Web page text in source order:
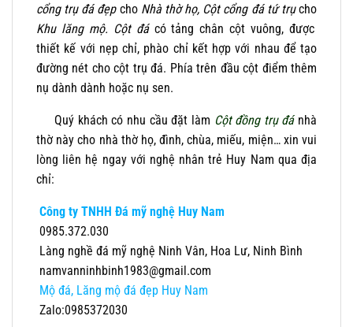
cổng trụ đá đẹp choNhà thờ họ, Cột cổng đá tứ trụcho
Khu lăng mộ. Cột đá có tảng chân cột vuông, được
thiết kế với nẹp chỉ, phào chỉ kết hợp với nhau để tạo
đường nét cho cột trụ đá. Phía trên đầu cột điểm thêm
nụ dành dành hoặc nụ sen.
Quý khách có nhu cầu đặt làm Cột đồng trụ đánhà
thờ này cho nhà thờ họ, đình, chùa, miếu, miện… xin vui
lòng liên hệ ngay với nghệ nhân trẻ Huy Nam qua địa
chỉ:
Công ty TNHH Đá mỹ nghệ Huy Nam
0985.372.030
Làng nghề đá mỹ nghệ Ninh Vân, Hoa Lư, Ninh Bình
namvanninhbinh1983@gmail.com
Mộ đá, Lăng mộ đá đẹp Huy Nam
Zalo:0985372030